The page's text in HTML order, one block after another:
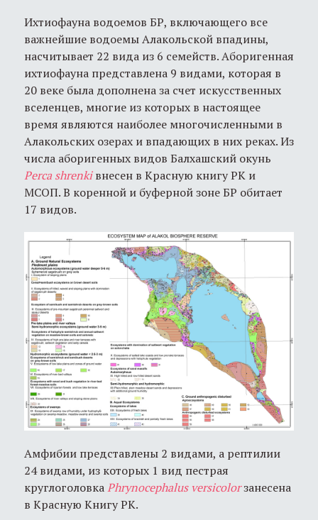
Ихтиофауна водоемов БР, включающего все
важнейшие водоемы Алакольской впадины,
насчитывает 22 вида из 6 семейств. Аборигенная
ихтиофауна представлена 9 видами, которая в
20 веке была дополнена за счет искусственных
вселенцев, многие из которых в настоящее
время являются наиболее многочисленными в
Алакольских озерах и впадающих в них реках. Из
числа аборигенных видов Балхашский окунь
Percashrenkiвнесен в Красную книгу РК и
МСОП. В коренной и буферной зоне БР обитает
17 видов.
Амфибии представлены 2 видами, а рептилии
24 видами, из которых 1 вид пестрая
круглоголовкаPhrynocephalus versicolorзанесена
в Красную Книгу РК.